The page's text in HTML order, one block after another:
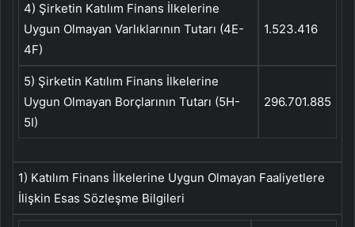
4) Şirketin Katılım Finans İlkelerine
Uygun Olmayan Varlıklarının Tutarı (4E-
4F)
1.523.416
5) Şirketin Katılım Finans İlkelerine
Uygun Olmayan Borçlarının Tutarı (5H-
5I)
296.701.885
1) Katılım Finans İlkelerine Uygun Olmayan Faaliyetlere
İlişkin Esas Sözleşme Bilgileri